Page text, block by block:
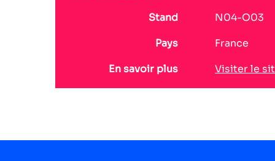
Stand
N04-O03
Pays
France
En savoir plus
Visiter le